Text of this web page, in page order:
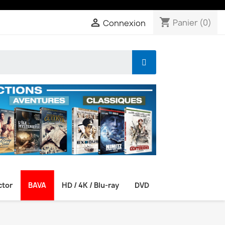
 Connexion shopping_cart Panier (0)
BAVA HD / 4K / Blu-ray DVD